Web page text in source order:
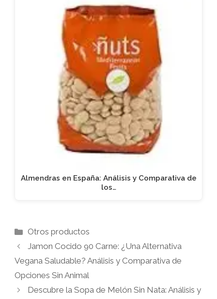
Almendras en España: Análisis y Comparativa de
los…
Categorías
Otros productos
Jamon Cocido 90 Carne: ¿Una Alternativa
Vegana Saludable? Análisis y Comparativa de
Opciones Sin Animal
Descubre la Sopa de Melón Sin Nata: Análisis y